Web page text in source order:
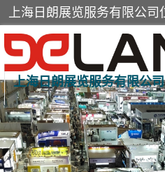
上海日朗展览服务有限公司
展台装修搭建
展厅装修